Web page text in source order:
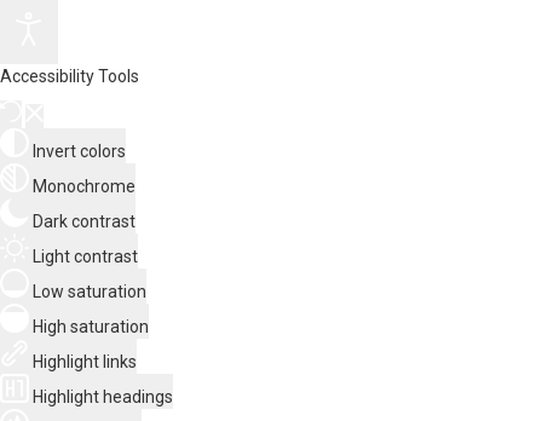
Accessibility Tools
Invert colors
Monochrome
Dark contrast
Light contrast
Low saturation
High saturation
Highlight links
Highlight headings